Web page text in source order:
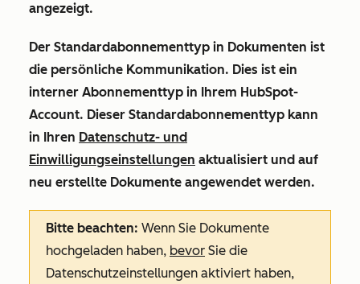
angezeigt.
Der Standardabonnementtyp in Dokumenten ist
die persönliche Kommunikation. Dies ist ein
interner Abonnementtyp in Ihrem HubSpot-
Account. Dieser Standardabonnementtyp kann
in Ihren Datenschutz- und
Einwilligungseinstellungen aktualisiert und auf
neu erstellte Dokumente angewendet werden.
Bitte beachten: Wenn Sie Dokumente
hochgeladen haben, bevor Sie die
Datenschutzeinstellungen aktiviert haben,